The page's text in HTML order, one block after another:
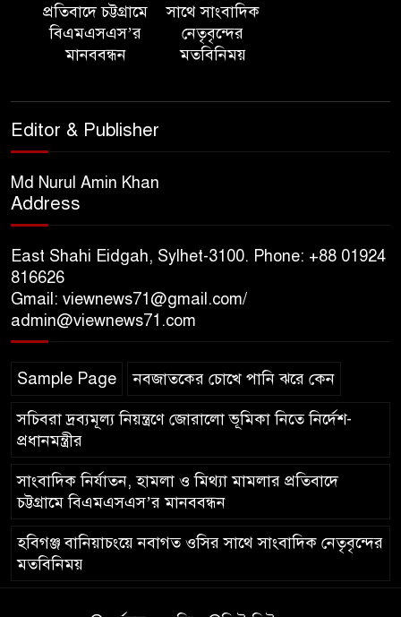
পরিবেশ রক্ষায় ব্যক্তিগত উদ্যোগ
সমাজের জন্য অনুকরণীয় মডেল-
বিভাগীয় কমিশনার
সিলেট মেট্রোপলিটন পুলিশ
শহীদদের প্রতি গভীর শ্রদ্ধা নিবেদন করেন
মামলায় এক বছরের সাজা
‘সমন্বিত উদ্যোগেই গড়ে উঠবে
আধুনিক সিলেট’ – বাণিজ্যমন্ত্রী
ত্রিতরঙ্গের বাদল সাঁঝের বর্ণাঢ্য
আয়োজন ‘শ্রাবনের মেঘগুলো’
প্রতিবাদে চট্টগ্রামে
বিএমএসএস’র
মানববন্ধন
সাথে সাংবাদিক
নেতৃবৃন্দের
মতবিনিময়
Editor & Publisher
Md Nurul Amin Khan
Address
East Shahi Eidgah, Sylhet-3100. Phone: +88 01924
816626
Gmail: viewnews71@gmail.com/
admin@viewnews71.com
Sample Page নবজাতকের চোখে পানি ঝরে কেন
সচিবরা দ্রব্যমূল্য নিয়ন্ত্রণে জোরালো ভূমিকা নিতে নির্দেশ-
প্রধানমন্ত্রীর
সাংবাদিক নির্যাতন, হামলা ও মিথ্যা মামলার প্রতিবাদে
চট্টগ্রামে বিএমএসএস’র মানববন্ধন
হবিগঞ্জ বানিয়াচংয়ে নবাগত ওসির সাথে সাংবাদিক নেতৃবৃন্দের
মতবিনিময়